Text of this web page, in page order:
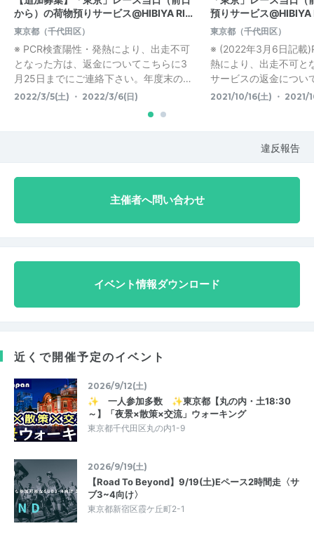
から）の荷物預りサービス@HIBIYA RI…
東京都（千代田区）
※ PCR検査陽性・発熱により、出走不可
となった方は、返金についてこちらに3
月25日までにご連絡下さい。年度末の…
2022/3/5(土) ・ 2022/3/6(日)
預りサービス@HIBIYA
東京都（千代田区）
※ (2022年3月6日記載
熱により、出走不可と
サービスの返金につい
2021/10/16(土) ・ 2021/
違反報告
主催者へ問い合わせ
イベント情報ダウンロード
近くで開催予定のイベント
2026/9/12(土)
✨ 一人参加多数 ✨東京都【丸の内・土18:30
～】「夜景×散策×交流」ウォーキング
東京都千代田区丸の内1-9
2026/9/19(土)
【Road To Beyond】9/19(土)Eペース2時間走〈サ
ブ3~4向け〉
東京都新宿区霞ケ丘町2-1